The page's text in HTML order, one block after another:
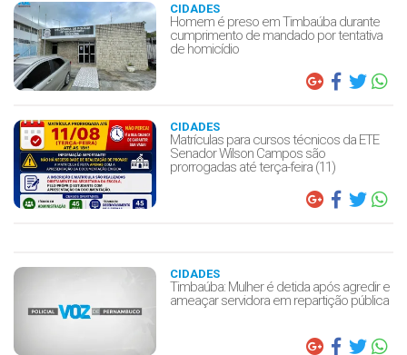
CIDADES
Homem é preso em Timbaúba durante
cumprimento de mandado por tentativa
de homicídio
CIDADES
Matrículas para cursos técnicos da ETE
Senador Wilson Campos são
prorrogadas até terça-feira (11)
CIDADES
Timbaúba: Mulher é detida após agredir e
ameaçar servidora em repartição pública